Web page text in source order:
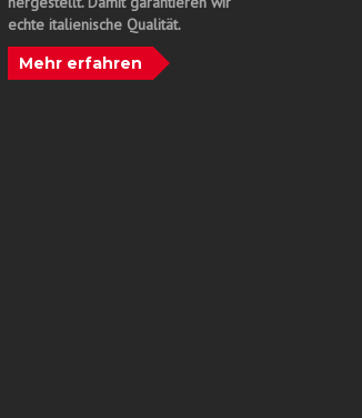
echte italienische Qualität.
Mehr erfahren